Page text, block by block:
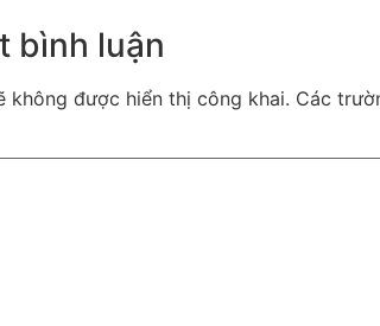
bình luận
không được hiển thị công khai. Các